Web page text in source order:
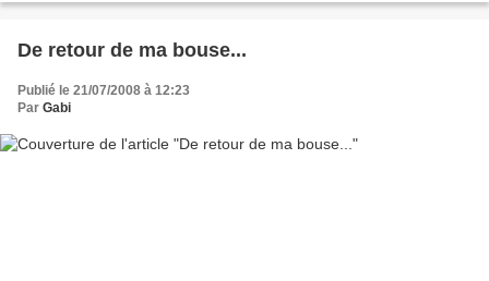
De retour de ma bouse...
Publié le 21/07/2008 à 12:23
Par Gabi